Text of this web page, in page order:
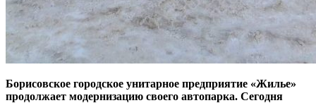
Борисовское городское унитарное предприятие «Жилье»
продолжает модернизацию своего автопарка. Сегодня